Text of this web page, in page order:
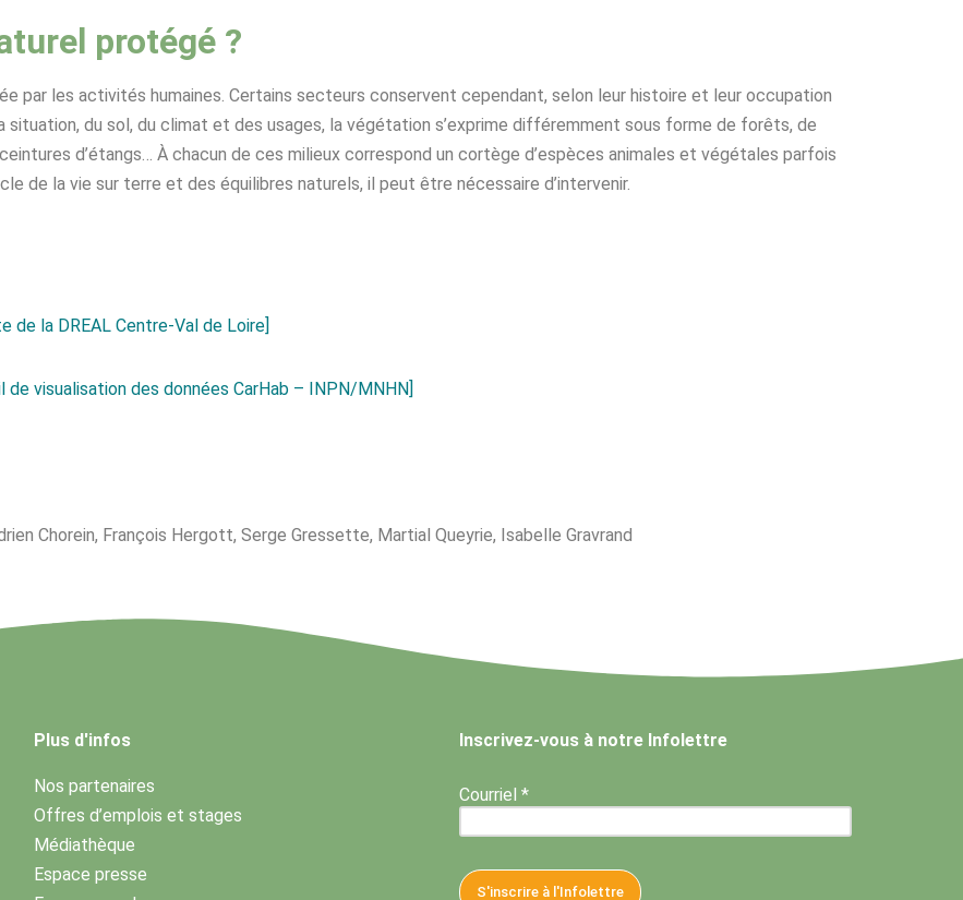
protégé ?
par les activités humaines. Certains secteurs conservent cependant, selon leur histoire et leur occupation
situation, du sol, du climat et des usages, la végétation s’exprime différemment sous forme de forêts, de
d’étangs… À chacun de ces milieux correspond un cortège d’espèces animales et végétales parfois
de la vie sur terre et des équilibres naturels, il peut être nécessaire d’intervenir.
de la DREAL Centre-Val de Loire]
de visualisation des données CarHab – INPN/MNHN]
Chorein, François Hergott, Serge Gressette, Martial Queyrie, Isabelle Gravrand
Plus d'infos
Nos partenaires
Offres d’emplois et stages
Médiathèque
Espace presse
Inscrivez-vous à notre Infolettre
Courriel *